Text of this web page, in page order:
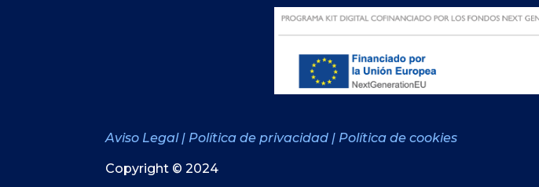
Aviso Legal | Política de privacidad | Política de cookies
Copyright © 2024